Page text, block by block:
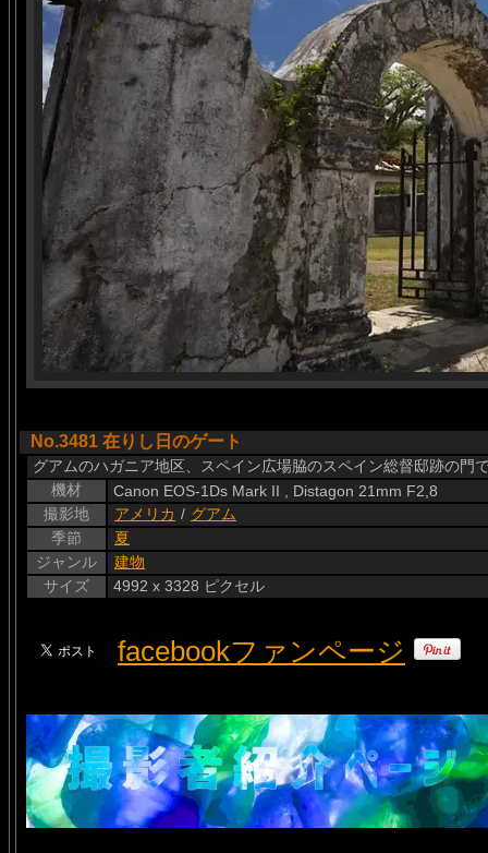
No.3481 在りし日のゲート
グアムのハガニア地区、スペイン広場脇のスペイン総督邸跡の門
機材
Canon EOS-1Ds Mark II , Distagon 21mm F2,8
撮影地
アメリカ / グアム
季節
夏
ジャンル
建物
サイズ
4992 x 3328 ピクセル
facebookファンページ